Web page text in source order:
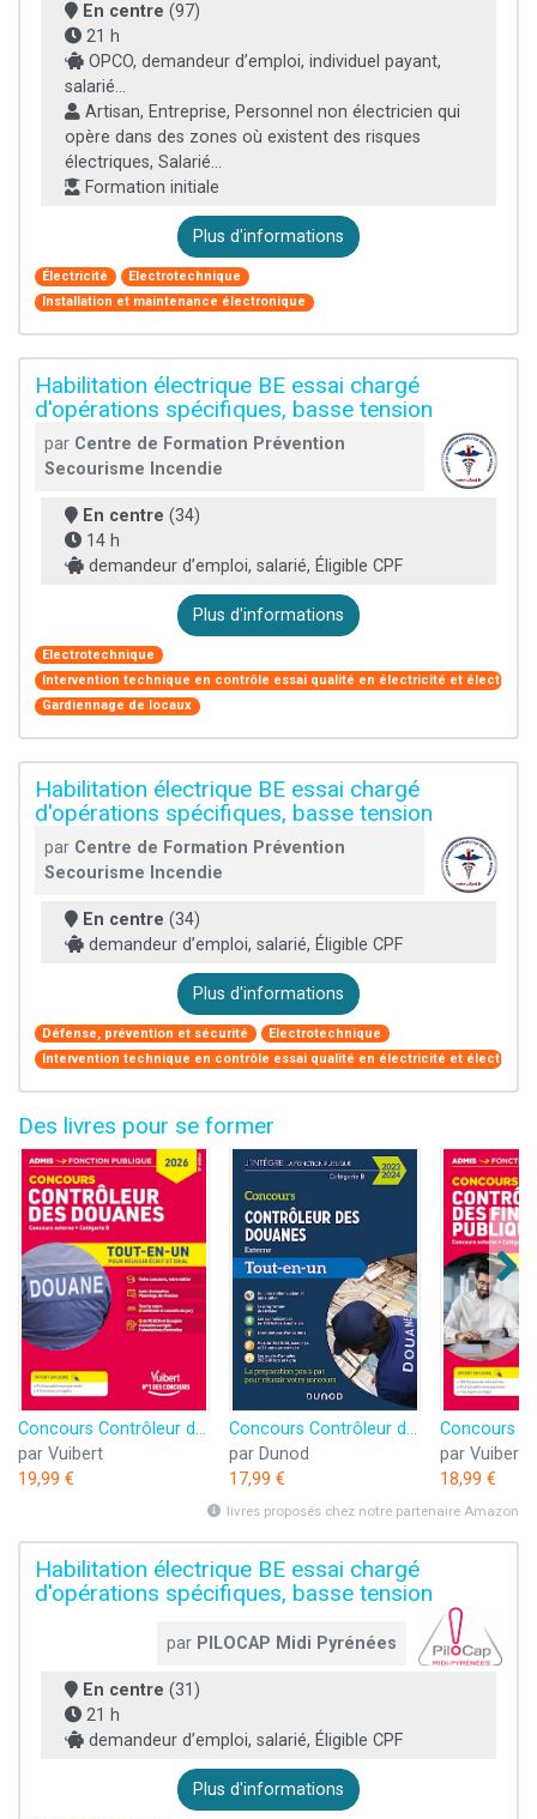
En centre (97)
21 h
OPCO, demandeur d’emploi, individuel payant,
salarié...
Artisan, Entreprise, Personnel non électricien qui
opère dans des zones où existent des risques
électriques, Salarié...
Formation initiale
Plus d'informations
Électricité
Electrotechnique
Installation et maintenance électronique
Habilitation électrique BE essai chargé
d'opérations spécifiques, basse tension
par Centre de Formation Prévention
Secourisme Incendie
En centre (34)
14 h
demandeur d’emploi, salarié, Éligible CPF
Plus d'informations
Electrotechnique
Intervention technique en contrôle essai qualité en électricité et
Gardiennage de locaux
Habilitation électrique BE essai chargé
d'opérations spécifiques, basse tension
par Centre de Formation Prévention
Secourisme Incendie
En centre (34)
demandeur d’emploi, salarié, Éligible CPF
Plus d'informations
Défense, prévention et sécurité
Electrotechnique
Intervention technique en contrôle essai qualité en électricité et
Des livres pour se former
Concours Contrôleur des douanes - Catégorie B - Tout-en-un Branches opérations commerciales, surveillance et administration générale: DGDDI - Concours 2026
par Vuibert
19,99 €
Concours Contrôleur des douanes - 2023/2024: Tout-en-un
par Dunod
17,99 €
par Vuibert
18,99 €
livres proposés chez notre partenaire Amazon
Habilitation électrique BE essai chargé
d'opérations spécifiques, basse tension
par PILOCAP Midi Pyrénées
En centre (31)
21 h
demandeur d’emploi, salarié, Éligible CPF
Plus d'informations